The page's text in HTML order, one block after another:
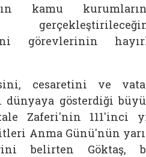
kamu
görevlerinin
cesaretini ve
gösterdiği
Zaferi'nin 111'inci
Anma Günü'nün
belirten Göktaş,